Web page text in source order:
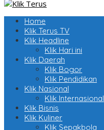
Home
Klik Terus TV
Klik Headline
Klik Hari ini
Klik Daerah
Klik Bogor
Klik Pendidikan
Klik Nasional
Klik Internasional
Klik Bisnis
Klik Kuliner
Klik Sepakbola